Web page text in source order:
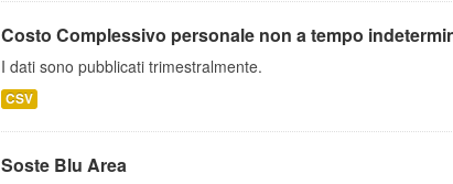
Costo Complessivo personale non a tempo
I dati sono pubblicati trimestralmente.
CSV
Soste Blu Area